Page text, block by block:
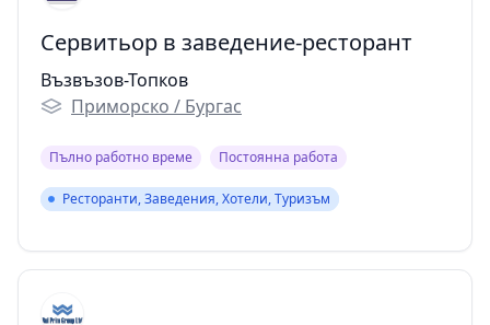
Сервитьор в заведение-ресторант
Възвъзов-Топков
Приморско / Бургас
Пълно работно време Постоянна работа
Ресторанти, Заведения, Хотели, Туризъм
Ресторанти, Заведения, Хотели, Туризъм